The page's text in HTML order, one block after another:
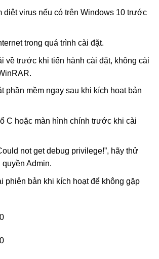
diệt virus nếu có trên Windows 10 trước
trong quá trình cài đặt.
về trước khi tiến hành cài đặt, không cài
phần mềm ngay sau khi kích hoạt bản
C hoặc màn hình chính trước khi cài
not get debug privilege!”, hãy thử
Admin.
phiên bản khi kích hoạt để không gặp